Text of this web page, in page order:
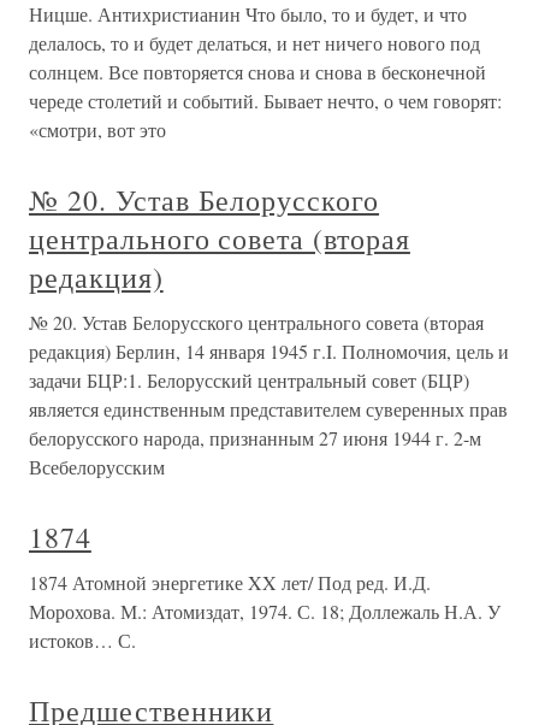
Ницше. Антихристианин Что было, то и будет, и что
делалось, то и будет делаться, и нет ничего нового под
солнцем. Все повторяется снова и снова в бесконечной
череде столетий и событий. Бывает нечто, о чем говорят:
«смотри, вот это
№ 20. Устав Белорусского
центрального совета (вторая
редакция)
№ 20. Устав Белорусского центрального совета (вторая
редакция) Берлин, 14 января 1945 г.I. Полномочия, цель и
задачи БЦР:1. Белорусский центральный совет (БЦР)
является единственным представителем суверенных прав
белорусского народа, признанным 27 июня 1944 г. 2-м
Всебелорусским
1874
1874 Атомной энергетике XX лет/ Под ред. И.Д.
Морохова. М.: Атомиздат, 1974. С. 18; Доллежаль Н.А. У
истоков… С.
Предшественники